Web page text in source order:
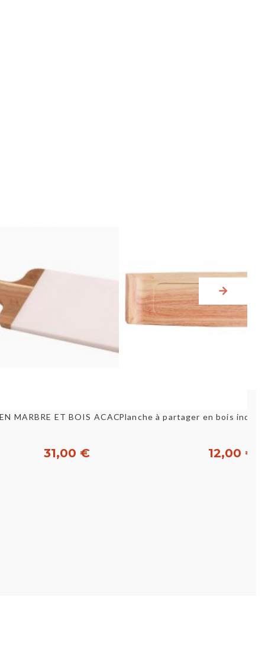
Planche de présentation en bambou - 35x25x0,8cm ADOMO Aperçu rapide PLANCHE EN MARBRE ET BOIS ACACIA 38X18 CM [E25604]
31,00 €
Aperçu rapide
12,00 €